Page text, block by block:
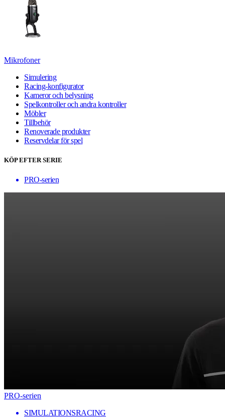
Mikrofoner
Simulering
Racing-konfigurator
Kameror och belysning
Spelkontroller och andra kontroller
Möbler
Tillbehör
Renoverade produkter
Reservdelar för spel
KÖP EFTER SERIE
PRO-serien
PRO-serien
SIMULATIONSRACING